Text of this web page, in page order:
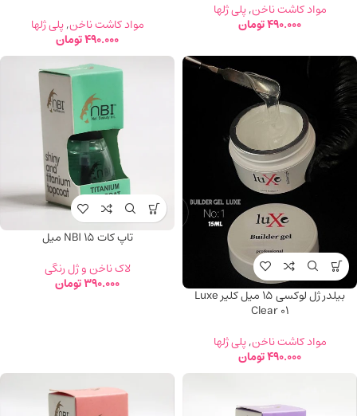
مواد کاشت ناخن,پلی ژلها
490.000تومان
مواد کاشت ناخن,پلی ژلها
490.000تومان
بیلدر ژل لوکسی 15 میل کلیر Luxe
Clear 01
مواد کاشت ناخن,پلی ژلها
490.000تومان
تاپ کات NBI 15 میل
لاک ناخن و ژل رنگی
390.000تومان